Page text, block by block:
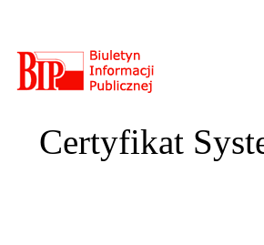
Certyfikat